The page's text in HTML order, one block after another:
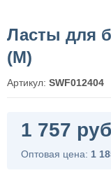
Ласты для
(M)
Артикул: SWF012404
1 757
Оптовая цена: 1